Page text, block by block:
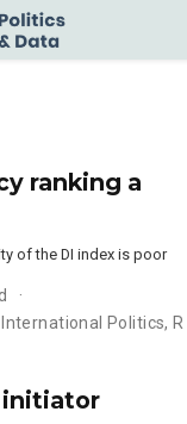
ranking a
of the DI index is poor
International Politics, R
initiator